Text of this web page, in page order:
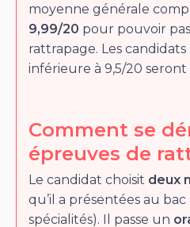
moyenne générale
9,99/20 pour pouvoir
rattrapage. Les
inférieure à 9,5/20
Comment se
épreuves de
Le candidat choisit deux
qu’il a présentées au
spécialités). Il passe un